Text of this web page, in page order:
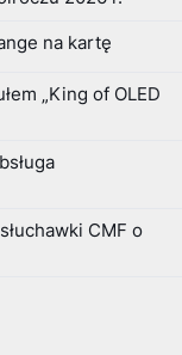
na kartę
„King of OLED
CMF o